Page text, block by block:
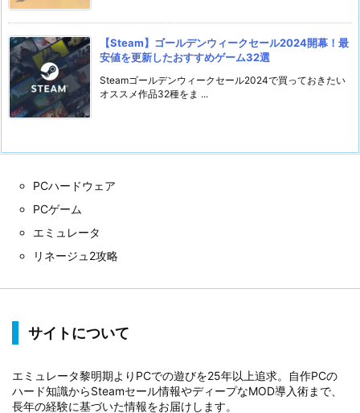
【Steam】ゴールデンウィークセール2024開幕！最
安値を更新したおすすめゲーム32選
Steamゴールデンウィークセール2024で買っておきたい
オススメ作品32種をま ...
PCハードウェア
PCゲーム
エミュレータ
リネージュ2攻略
サイトについて
エミュレータ黎明期よりPCでの遊びを25年以上追求。自作PCの
ハード知識からSteamセール情報やディープなMOD導入術まで、
長年の経験に基づいた情報をお届けします。